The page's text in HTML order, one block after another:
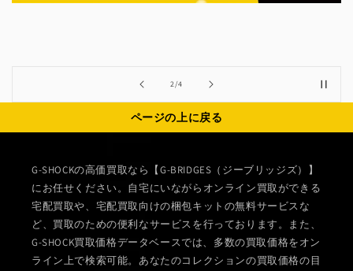
2/の
4
ページの上に戻る
G-SHOCKの高価買取なら【G-BRIDGES（ジーブリッジズ）】
にお任せください。自宅にいながらオンライン買取ができる
宅配買取や、宅配買取向けの梱包キットの無料サービスな
ど、買取のための便利なサービスを行っております。また、
G-SHOCK買取価格データベースでは、多数の買取価格をオン
ライン上で検索可能。あなたのコレクションの買取価格の目